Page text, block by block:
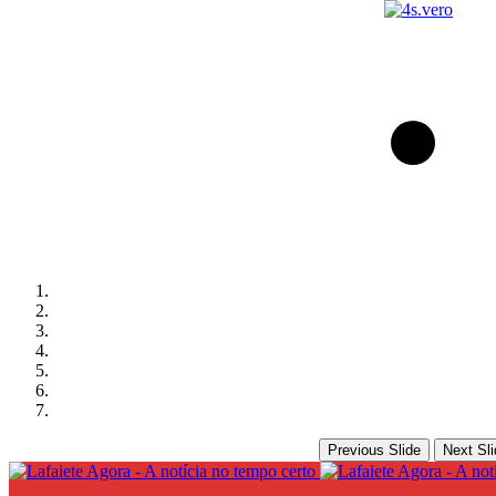
Previous Slide Next